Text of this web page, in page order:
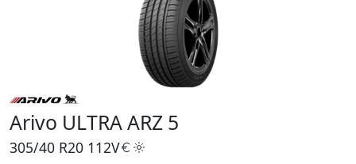
Arivo ULTRA ARZ 5
305/40 R20 112V